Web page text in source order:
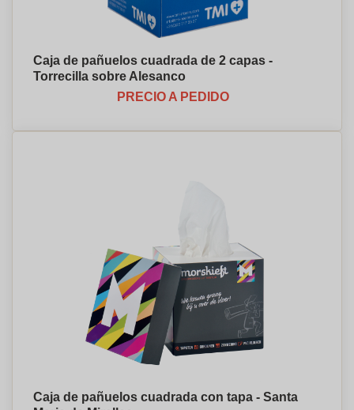
Caja de pañuelos cuadrada de 2 capas -
Torrecilla sobre Alesanco
PRECIO A PEDIDO
Caja de pañuelos cuadrada con tapa - Santa